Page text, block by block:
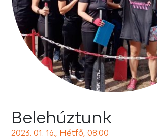
Belehúztunk
2023. 01. 16., Hétfő, 08:00